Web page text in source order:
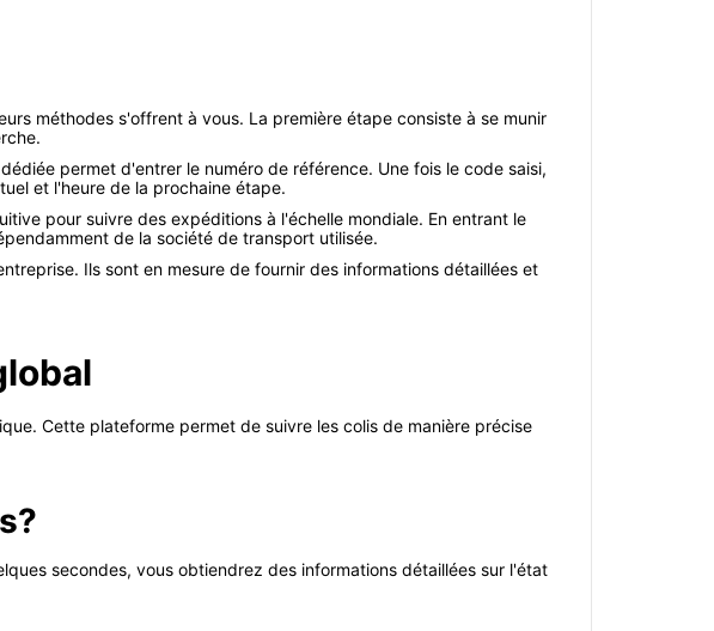
méthodes s'offrent à vous. La première étape consiste à se munir
permet d'entrer le numéro de référence. Une fois le code saisi,
et l'heure de la prochaine étape.
pour suivre des expéditions à l'échelle mondiale. En entrant le
de la société de transport utilisée.
Ils sont en mesure de fournir des informations détaillées et
Cette plateforme permet de suivre les colis de manière précise
secondes, vous obtiendrez des informations détaillées sur l'état